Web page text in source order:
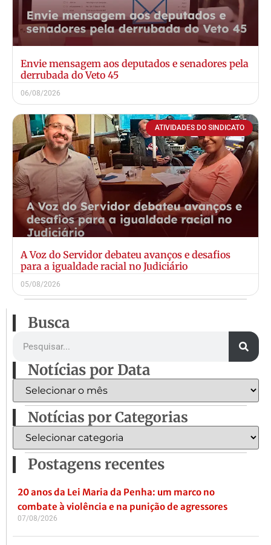
Envie mensagem aos deputados e senadores pela
derrubada do Veto 45
06/08/2026
ATIVIDADES DO SINDICATO
A Voz do Servidor debateu avanços e desafios
para a igualdade racial no Judiciário
05/08/2026
Busca
Notícias por Data
Notícias por Categorias
Postagens recentes
20 anos da Lei Maria da Penha: um marco no
combate à violência e na punição de agressores
07/08/2026